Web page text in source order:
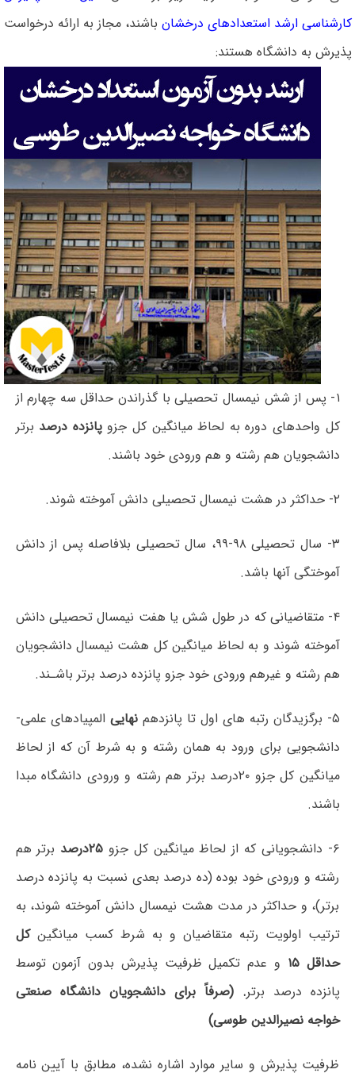
کارشناسی ارشد استعدادهای درخشان باشند، مجاز به ارائه درخواست
پذیرش به دانشگاه هستند:
۱- پس از شش نیمسال تحصیلی با گذراندن حداقل سه چهارم از
کل واحدهای دوره به لحاظ میانگین کل جزوپانزده درصد برتر
دانشجویان هم رشته و هم ورودی خود باشند.
۲- حداکثر در هشت نیمسال تحصیلی دانش آموخته شوند.
۳- سال تحصیلی ۹۸-۹۹، سال تحصیلی بلافاصله پس از دانش
آموختگی آنها باشد.
۴- متقاضیانی که در طول شش یا هفت نیمسال تحصیلی دانش
آموخته شوند و به لحاظ میانگین کل هشت نیمسال دانشجویان
هم رشته و غیرهم ورودی خود جزو پانزده درصد برتر باشـند.
۵- برگزیدگان رتبه های اول تا پانزدهم نهایی المپیادهای علمی-
دانشجویی برای ورود به همان رشته و به شرط آن که از لحاظ
میانگین کل جزو ۲۰درصد برتر هم رشته و ورودی دانشگاه مبدا
باشند.
۶- دانشجویانی که از لحاظ میانگین کل جزو ۲۵درصد برتر هم
رشته و ورودی خود بوده (ده درصد بعدی نسبت به پانزده درصد
برتر)، و حداکثر در مدت هشت نیمسال دانش آموخته شوند، به
ترتیب اولویت رتبه متقاضیان و به شرط کسب میانگینکل
حداقل۱۵ و عدم تکمیل ظرفیت پذیرش بدون آزمون توسط
پانزده درصد برتر. (صرفا ًبرای دانشجویان دانشگاه صنعتی
خواجه نصیرالدین طوسی)
ظرفیت پذیرش و سایر موارد اشاره نشده، مطابق با آیین نامه